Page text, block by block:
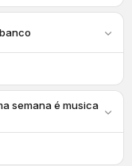
semana é musica